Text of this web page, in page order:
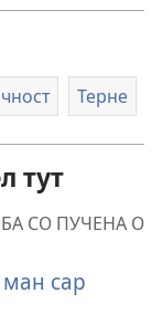
Терне
тут
СО ПУЧЕНА О
сар